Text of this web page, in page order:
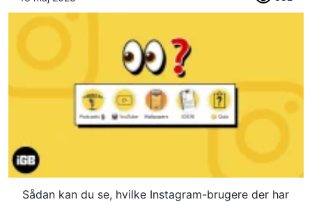
Sådan kan du se, hvilke Instagram-brugere der har